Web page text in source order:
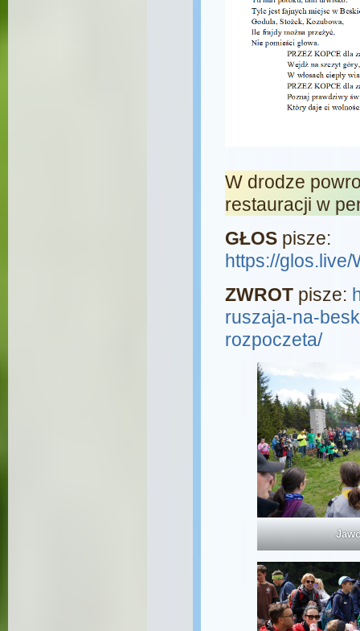
W drodze
restauracji w
GŁOS pisze:
https://
ZWROT pisze:
ruszaja-na-
rozpoczeta/